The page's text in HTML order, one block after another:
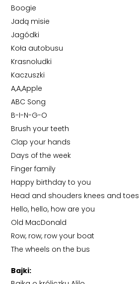
Boogie
Jadą misie
Jagódki
Koła autobusu
Krasnoludki
Kaczuszki
A,A,Apple
ABC Song
B-I-N-G-O
Brush your teeth
Clap your hands
Days of the week
Finger family
Happy birthday to you
Head and shouders knees and toes
Hello, hello, how are you
Old MacDonald
Row, row, row your boat
The wheels on the bus
Bajki: